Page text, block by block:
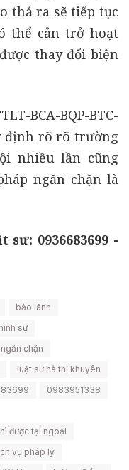
thả ra sẽ tiếp tục
thể cản trở hoạt
thay đổi biện
BCA-BQP-BTC-
định rõ rõ trường
nhiều lần cũng
ngăn chặn là
0936683699 -
bảo lãnh
sự
chặn
luật sư hà thị khuyên
0983951338
được tại ngoại
vụ pháp lý